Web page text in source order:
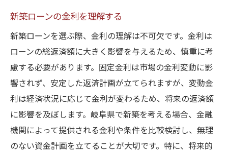
住宅価格に影響する要因を知る
エコ住宅へのローンの適用例
住宅事情を考慮した返済方法
将来を見据えたローン計画の立案
理想の新築を手に入れるための岐阜県でのロー
ン活用法
自分に合ったローンを見極める
多様なローンの活用術
新築ローンの金利を理解する
新築ローンを選ぶ際、金利の理解は不可欠です。金利は
ローンの総返済額に大きく影響を与えるため、慎重に考
慮する必要があります。固定金利は市場の金利変動に影
響されず、安定した返済計画が立てられますが、変動金
利は経済状況に応じて金利が変わるため、将来の返済額
に影響を及ぼします。岐阜県で新築を考える場合、金融
機関によって提供される金利や条件を比較検討し、無理
のない資金計画を立てることが大切です。特に、将来的